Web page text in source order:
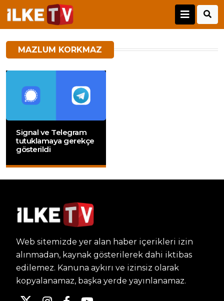
MAZLUM KORKMAZ
Signal ve Telegram
tutuklamaya gerekçe
gösterildi
Web sitemizde yer alan haber içerikleri izin
alınmadan, kaynak gösterilerek dahi iktibas
edilemez. Kanuna aykırı ve izinsiz olarak
kopyalanamaz, başka yerde yayınlanamaz.